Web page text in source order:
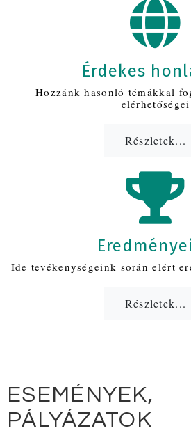
Érdekes
Hozzánk hasonló témákkal
elérhetőségei
Részletek...
Ide tevékenységeink során elért
Részletek...
ESEMÉNYEK,
PÁLYÁZATOK